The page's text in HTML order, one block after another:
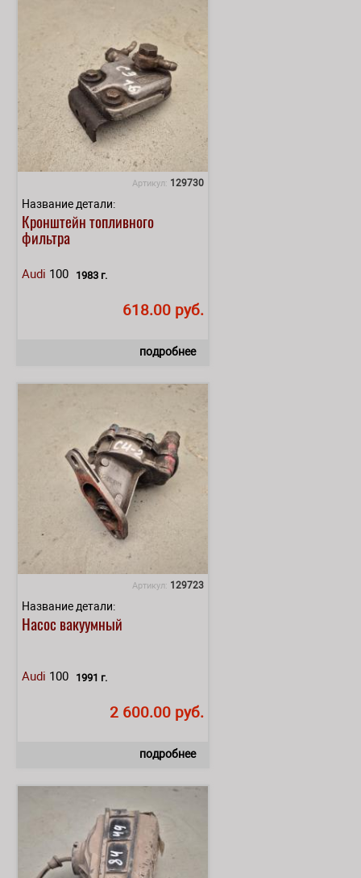
Артикул: 129730
Название детали:
Кронштейн топливного
фильтра
Audi 100 1983 г.
618.00 руб.
подробнее
Артикул: 129723
Название детали:
Насос вакуумный
Audi 100 1991 г.
2 600.00 руб.
подробнее